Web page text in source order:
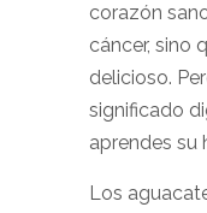
corazón
cáncer, sino
delicioso.
significado
aprendes su
Los